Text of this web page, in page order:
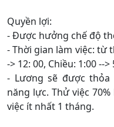
Quyền lợi:
- Được hưởng chế độ
- Thời gian làm việc: từ
-> 12: 00, Chiều: 1:00 -->
- Lương sẽ được
năng lực. Thử việc
việc ít nhất 1 tháng.